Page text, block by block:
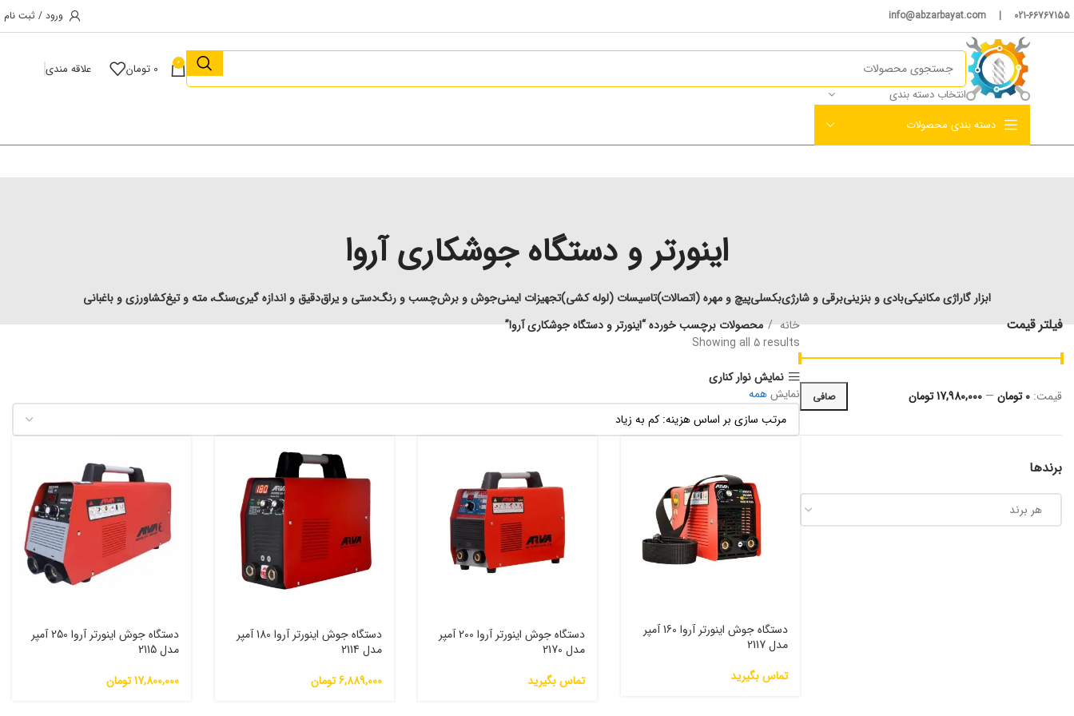
021-66767155 | info@abzarbayat.com ورود / ثبت نام
انتخاب دسته بندی
0
0 تومان علاقه مندی
دسته بندی محصولات
اینورتر و دستگاه جوشکاری آروا
ابزار گاراژی مکانیکیبادی و بنزینیبرقی و شارژیبکسلیپیچ و مهره (اتصالات)تاسیسات (لوله کشی)تجهیزات ایمنیجوش و برشچسب و رنگدستی و یراقدقیق و اندازه گیریسنگ، مته و تیغکشاورزی و باغبانی
فیلتر قیمت
صافی قيمت: 0 تومان — 17,980,000 تومان
برندها
هر برند
خانه
محصولات برچسب خورده “اینورتر و دستگاه جوشکاری آروا”
Showing all 5 results
نمایش نوار کناری
نمایشهمه
دستگاه جوش اینورتر آروا 160 آمپر
مدل 2117
تماس بگیرید
دستگاه جوش اینورتر آروا 200 آمپر
مدل 2170
تماس بگیرید
دستگاه جوش اینورتر آروا 180 آمپر
مدل 2114
6,889,000تومان
دستگاه جوش اینورتر آروا 250 آمپر
مدل 2115
17,800,000تومان